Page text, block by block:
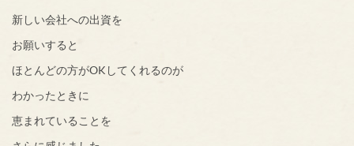
新しい会社への出資を
お願いすると
ほとんどの方がOKしてくれるのが
わかったときに
恵まれていることを